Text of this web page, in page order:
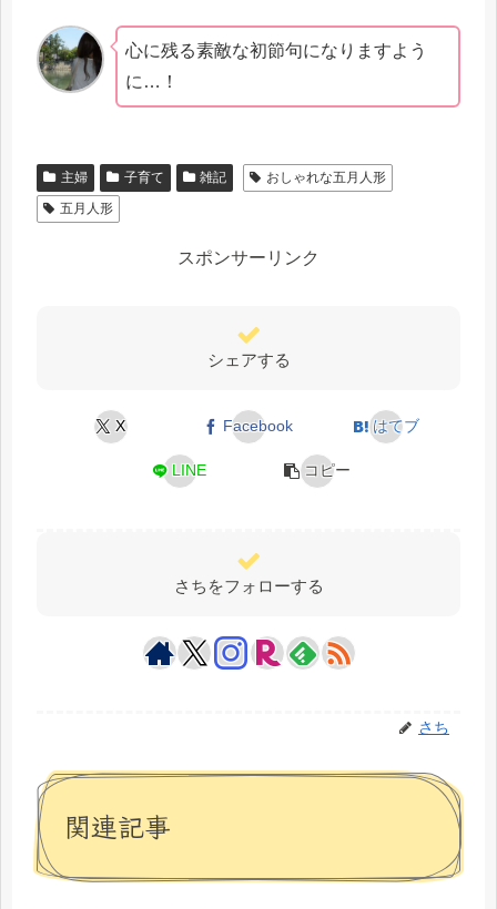
心に残る素敵な初節句になりますよう
に…！
主婦 子育て 雑記
おしゃれな五月人形
五月人形
スポンサーリンク
シェアする
X Facebook はてブ
LINE コピー
さちをフォローする
さち
関連記事